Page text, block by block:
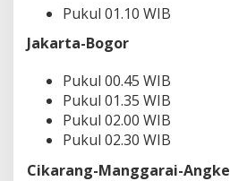
Pukul 01.10 WIB
Jakarta-Bogor
Pukul 00.45 WIB
Pukul 01.35 WIB
Pukul 02.00 WIB
Pukul 02.30 WIB
Cikarang-Manggarai-Angke